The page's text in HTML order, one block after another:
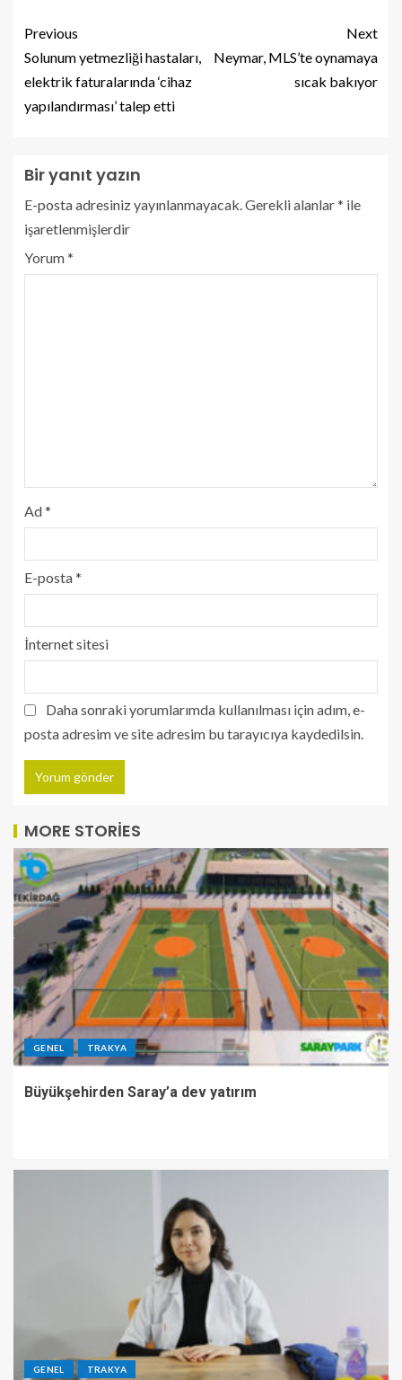
Previous
Solunum yetmezliği hastaları,
elektrik faturalarında ‘cihaz
yapılandırması’ talep etti
Next
Neymar, MLS’te oynamaya
sıcak bakıyor
Bir yanıt yazın
E-posta adresiniz yayınlanmayacak.Gerekli alanlar* ile
işaretlenmişlerdir
Yorum*
Ad*
E-posta*
İnternet sitesi
Daha sonraki yorumlarımda kullanılması için adım, e-
posta adresim ve site adresim bu tarayıcıya kaydedilsin.
MORE STORIES
GENEL TRAKYA
Büyükşehirden Saray’a dev yatırım
GENEL TRAKYA